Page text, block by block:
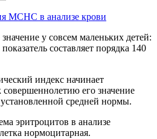
МСНС в анализе крови
у совсем маленьких детей:
составляет порядка 140
индекс начинает
совершеннолетию его значение
средней нормы.
эритроцитов в анализе
нормоцитарная.